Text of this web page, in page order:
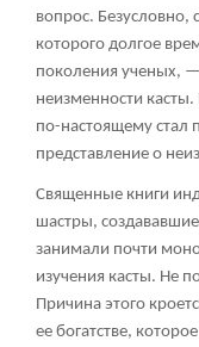
вопрос. Безусловно,
которого долгое
поколения ученых,
неизменности
по-настоящему стал
представление о
Священные книги
шастры,
занимали почти
изучения касты. Не
Причина этого
ее богатстве,